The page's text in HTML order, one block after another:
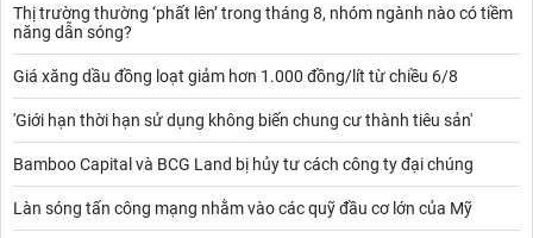
Thị trường thường ‘phất lên’ trong tháng 8, nhóm ngành nào có tiềm
năng dẫn sóng?
Giá xăng dầu đồng loạt giảm hơn 1.000 đồng/lít từ chiều 6/8
'Giới hạn thời hạn sử dụng không biến chung cư thành tiêu sản'
Bamboo Capital và BCG Land bị hủy tư cách công ty đại chúng
Làn sóng tấn công mạng nhằm vào các quỹ đầu cơ lớn của Mỹ